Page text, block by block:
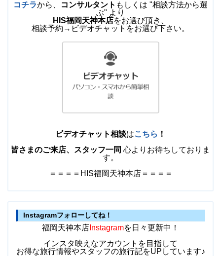
コチラから、 コンサルタント もしくは "相談方法から選
ぶ" より
HIS福岡天神本店をお選び頂き、
相談予約→ビデオチャットをお選び下さい。
ビデオチャット相談はこちら ！
皆さまのご来店、スタッフ一同 心よりお待ちしておりま
す。
＝＝＝＝HIS福岡天神本店＝＝＝＝
Instagramフォローしてね！
福岡天神本店 Instagramを日々更新中！
インスタ映えなアカウントを目指して
お得な旅行情報やスタッフの旅行記​をUPしています♪